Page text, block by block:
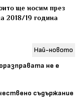
ще носим през
2018/19 година
Най-новото
не е
съдържание